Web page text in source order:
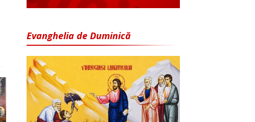
Evanghelia de Duminică